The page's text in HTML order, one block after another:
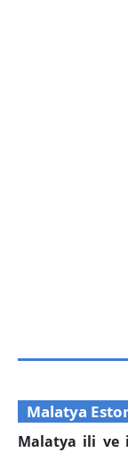
Malatya
Malatya ili ve